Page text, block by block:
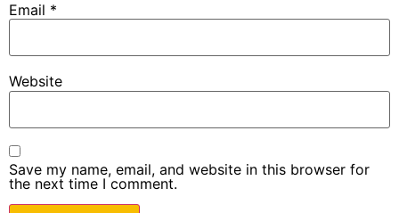
Email *
Website
Save my name, email, and website in this browser for
the next time I comment.